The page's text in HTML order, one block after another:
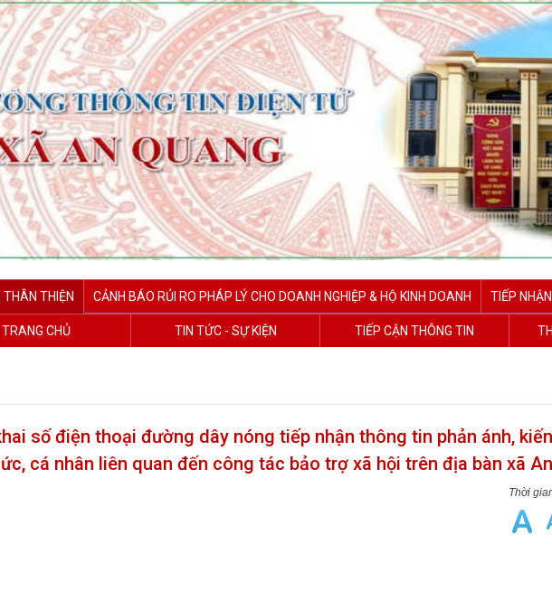
THÂN THIỆN CẢNH BÁO RỦI RO PHÁP LÝ CHO DOANH NGHIỆP & HỘ KINH DOANH TIẾP
TRANG CHỦ TIN TỨC - SỰ KIỆN TIẾP CẬN THÔNG TIN
số điện thoại đường dây nóng tiếp nhận thông tin phản ánh,
cá nhân liên quan đến công tác bảo trợ xã hội trên địa bàn xã